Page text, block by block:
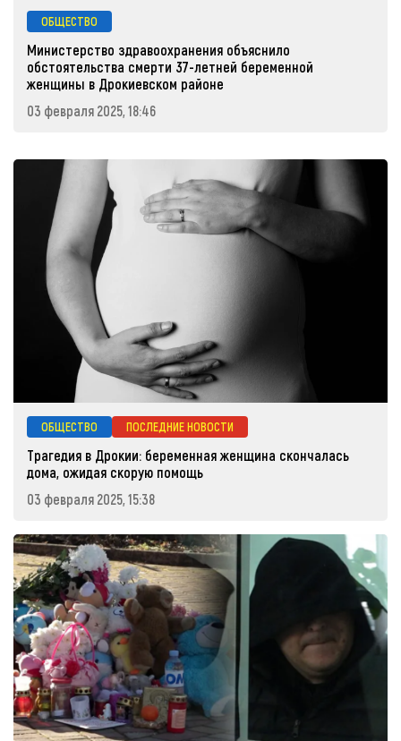
ОБЩЕСТВО
Министерство здравоохранения объяснило
обстоятельства смерти 37-летней беременной
женщины в Дрокиевском районе
03 февраля 2025, 18:46
ОБЩЕСТВО ПОСЛЕДНИЕ НОВОСТИ
Трагедия в Дрокии: беременная женщина скончалась
дома, ожидая скорую помощь
03 февраля 2025, 15:38